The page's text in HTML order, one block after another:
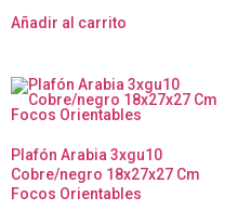
Añadir al carrito
Plafón Arabia 3xgu10
Cobre/negro 18x27x27 Cm
Focos Orientables